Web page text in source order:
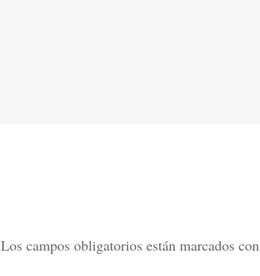
Los campos obligatorios están marcados con